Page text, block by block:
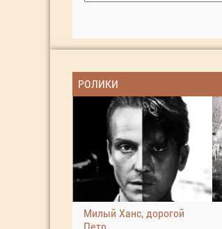
РОЛИКИ
Милый Ханс, дорогой